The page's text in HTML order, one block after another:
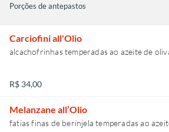
Porções de antepastos
Carciofini all'Olio
R$ 34,00
Melanzane all’Olio